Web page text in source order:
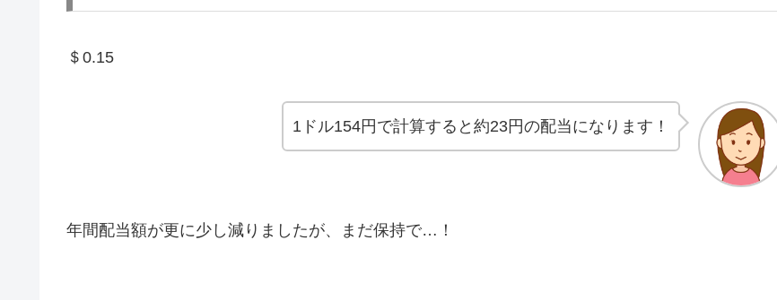
＄0.15
1ドル154円で計算すると約23円の配当になります！
年間配当額が更に少し減りましたが、まだ保持で…！